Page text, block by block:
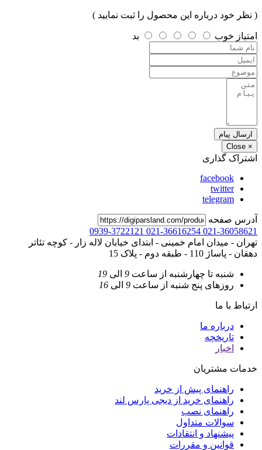
( نظر خود درباره این محصول را ثبت نمایید )
امتیاز خوب بد
ارسال پیام
×
Close
اشتراک گذاری
facebook
twitter
telegram
آدرس صفحه
021-36058621
021-36616254
0939-3722121
تهران - میدان امام خمینی - ابتدای خیابان لاله زار - کوچه تئاتر
دهقان - پاساژ 110 - طبقه دوم - پلاک 15
شنبه تا چهارشنبه از ساعت 9 الی 19
روزهای پنج شنبه از ساعت 9 الی 16
ارتباط با ما
درباره ما
تاریخچه
اخبار
خدمات مشتریان
راهنمای پیش از خرید
راهنمای خرید از دیجی پارس لند
راهنمای نصب
سوالات متداول
پیشنهاد و انتقادات
قوانین و مقررات